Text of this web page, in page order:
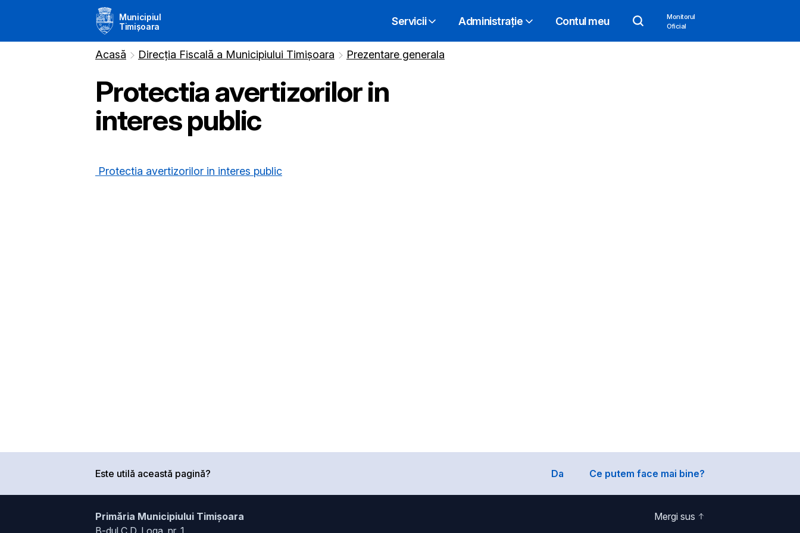
Municipiul
Timișoara
Servicii Administrație Contul meu
Monitorul
Oficial
Acasă Direcția Fiscală a Municipiului Timișoara Prezentare generala
Protectia avertizorilor in
interes public
Protectia avertizorilor in interes public
Este utilă această pagină? Da Ce putem face mai bine?
Primăria Municipiului Timișoara
B-dul C.D. Loga, nr. 1
Mergi sus